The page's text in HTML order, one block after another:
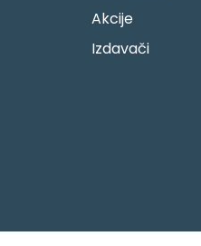
Akcije
Izdavači